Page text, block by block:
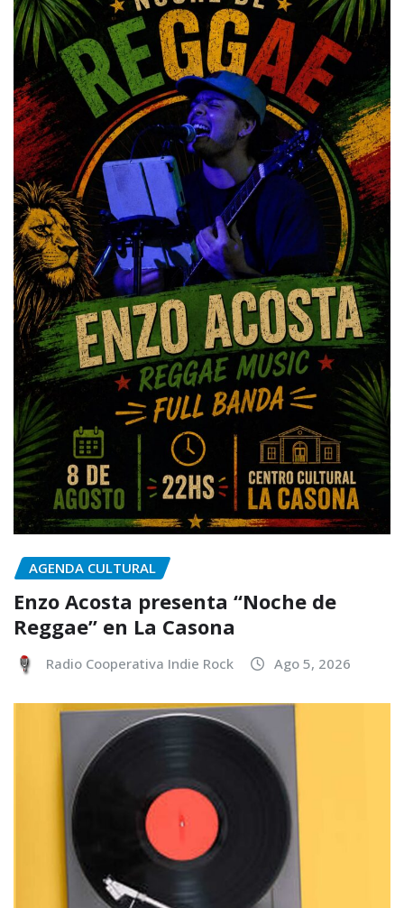
AGENDA CULTURAL
Enzo Acosta presenta “Noche de
Reggae” en La Casona
Radio Cooperativa Indie Rock Ago 5, 2026